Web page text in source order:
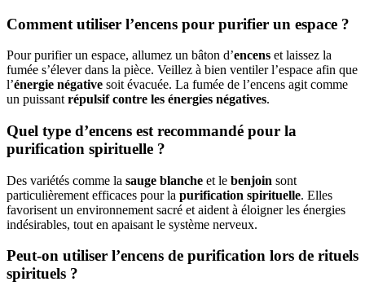
Comment utiliser l’encens pour purifier un espace ?
Pour purifier un espace, allumez un bâton d’encens et laissez la
fumée s’élever dans la pièce. Veillez à bien ventiler l’espace afin que
l’énergie négative soit évacuée. La fumée de l’encens agit comme
un puissant répulsif contre les énergies négatives.
Quel type d’encens est recommandé pour la
purification spirituelle ?
Des variétés comme la sauge blanche et le benjoin sont
particulièrement efficaces pour la purification spirituelle. Elles
favorisent un environnement sacré et aident à éloigner les énergies
indésirables, tout en apaisant le système nerveux.
Peut-on utiliser l’encens de purification lors de rituels
spirituels ?